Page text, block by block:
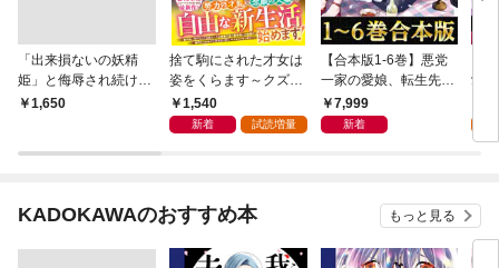
「出来損ないの妖精
姫」と侮辱され続けた
私
￥1,650
捨て駒にされた才女は
姿をくらます～クズ婚
家から逃げた先で才能
を活かしたら、最高の
1,540
新着 試読増量
【合本版1-6巻】悪党
一家の愛娘、転生先も
乙女ゲームの極道令嬢
でした。
7,999
新着
愛
た
悪
KADOKAWAのおすすめ本 もっと見る